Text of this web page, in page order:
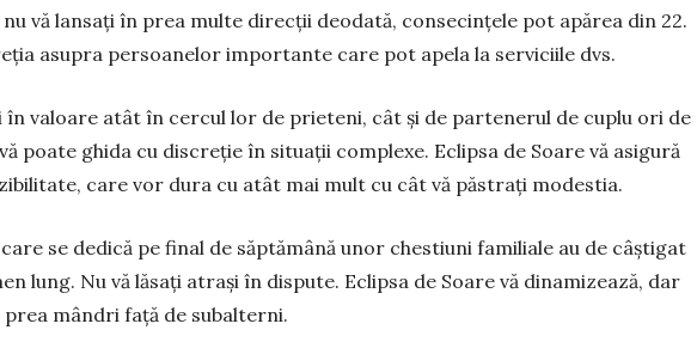
vă lansați în prea multe direcții deodată, consecințele pot apărea din 22.
asupra persoanelor importante care pot apela la serviciile dvs.
în valoare atât în cercul lor de prieteni, cât și de partenerul de cuplu ori de
poate ghida cu discreție în situații complexe. Eclipsa de Soare vă asigură
care vor dura cu atât mai mult cu cât vă păstrați modestia.
care se dedică pe final de săptămână unor chestiuni familiale au de câștigat
lung. Nu vă lăsați atrași în dispute. Eclipsa de Soare vă dinamizează, dar
prea mândri față de subal­terni.